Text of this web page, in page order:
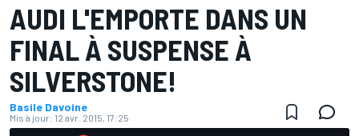
AUDI L'EMPORTE DANS UN
FINAL À SUSPENSE À
SILVERSTONE!
Basile Davoine
Mis à jour: 12 avr. 2015, 17:25